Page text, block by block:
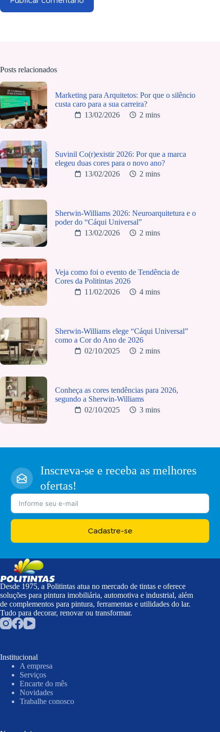
Posts relacionados
Marketing para Arquitetos: Por que o silêncio
custa caro para a sua carreira?
13/02/2026
2 mins
Suvinil Co(r)existir 2026: Por que a marca
elegeu duas cores para o novo ano?
13/02/2026
2 mins
Sherwin-Williams 2026: Neuroarquitetura e o
poder do “Cáqui Universal”
13/02/2026
2 mins
Veja como foi o evento de Tendência de
Cores da Politintas 2026
11/02/2026
4 mins
Sherwin-Williams elege “Cáqui Universal”
como a Cor do Ano de 2026
02/10/2025
2 mins
Conheça as cores tendências para 2026,
segundo a Sherwin-Williams
02/10/2025
3 mins
Inscreva-se e receba as melhores
ofertas!
Cadastre-se
Desde 1975, a Politintas atua no mercado de tintas e oferece
soluções para pintura imobiliária, automotiva e industrial, além
de complementos para pintura, ferramentas e utilidades do lar.
Tudo para decorar, renovar ou transformar.
Institucional
A empresa
Serviços
Encarte do mês
Novidades
Trabalhe conosco